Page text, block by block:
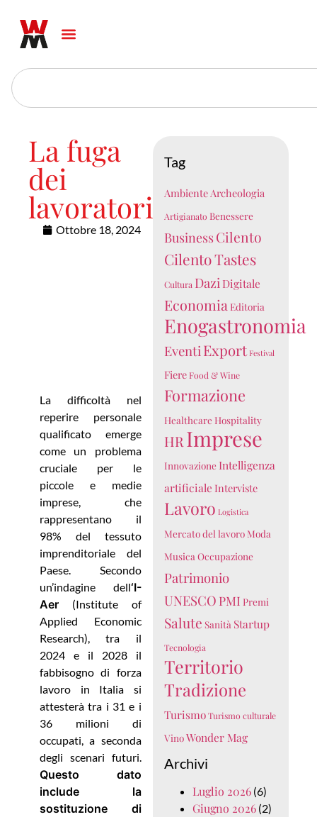
La fuga
dei
lavoratori
Ottobre 18, 2024
La difficoltà nel
reperire personale
qualificato emerge
come un problema
cruciale per le
piccole e medie
imprese, che
rappresentano il
98% del tessuto
imprenditoriale del
Paese. Secondo
un’indagine dell‘I-
Aer (Institute of
Applied Economic
Research), tra il
2024 e il 2028 il
fabbisogno di forza
lavoro in Italia si
attesterà tra i 31 e i
36 milioni di
occupati, a seconda
degli scenari futuri.
Questo dato
include la
sostituzione di
Tag
AmbienteArcheologia
Artigianato Benessere
BusinessCilento
Cilento Tastes
Cultura Dazi Digitale
Economia Editoria
Enogastronomia
EventiExport Festival
Fiere Food & Wine
Formazione
HealthcareHospitality
HR Imprese
Innovazione Intelligenza
artificiale Interviste
Lavoro Logistica
Mercato del lavoroModa
Musica Occupazione
Patrimonio
UNESCO PMI Premi
Salute Sanità Startup
Tecnologia
Territorio
Tradizione
Turismo Turismo culturale
VinoWonder Mag
Archivi
Luglio 2026(6)
Giugno 2026(2)